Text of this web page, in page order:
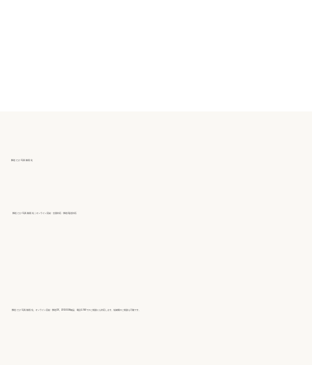
郵送 だけ 写真 動画 化。オンライン完結・郵送OK。DVD/USB納品、電話/LINEでのご相談にも対応します。短納期のご相談も可能です。
郵送 だけ 写真 動画 化｜オンライン完結・全国対応・郵送/返送対応
郵送 だけ 写真 動画 化